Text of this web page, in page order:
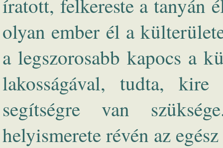
íratott, felkereste a tanyán
olyan ember él a
a legszorosabb kapocs a
lakosságával, tudta,
segítségre van
helyismerete révén az